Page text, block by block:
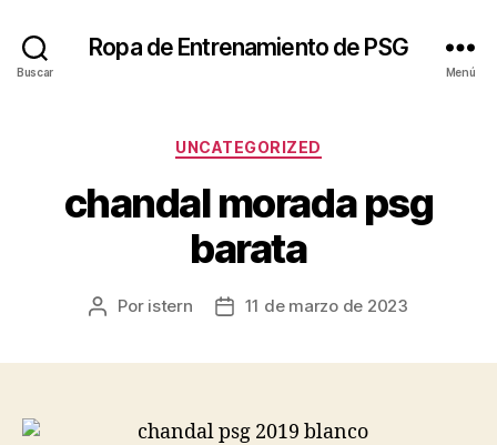
Buscar
Ropa de Entrenamiento de PSG
Menú
Categorías
UNCATEGORIZED
chandal morada psg
barata
Autor
Por istern
Fecha11 de marzo de 2023